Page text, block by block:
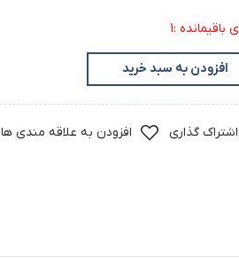
باقیمانده :1
افزودن به سبد خرید
اشتراک گذاری افزودن به علاقه مندی ها